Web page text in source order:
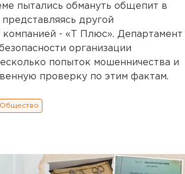
пытались обмануть общепит в
другой
компанией - «Т Плюс». Департамент
организации
попыток мошенничества и
проверку по этим фактам.
Общество